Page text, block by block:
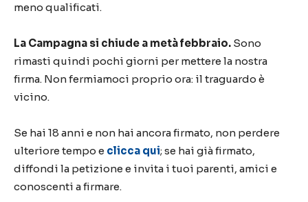
meno qualificati.
La Campagna si chiude a metà febbraio. Sono
rimasti quindi pochi giorni per mettere la nostra
firma. Non fermiamoci proprio ora: il traguardo è
vicino.
Se hai 18 anni e non hai ancora firmato, non perdere
ulteriore tempo e clicca qui; se hai già firmato,
diffondi la petizione e invita i tuoi parenti, amici e
conoscenti a firmare.